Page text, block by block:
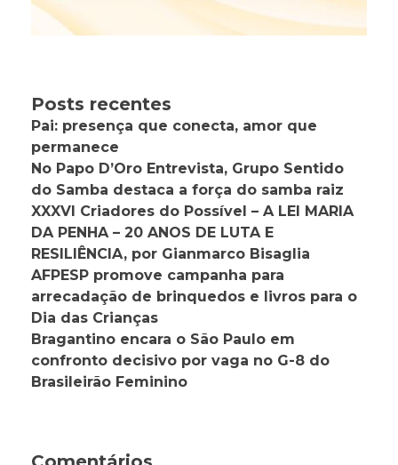
Posts recentes
Pai: presença que conecta, amor que
permanece
No Papo D’Oro Entrevista, Grupo Sentido
do Samba destaca a força do samba raiz
XXXVI Criadores do Possível – A LEI MARIA
DA PENHA – 20 ANOS DE LUTA E
RESILIÊNCIA, por Gianmarco Bisaglia
AFPESP promove campanha para
arrecadação de brinquedos e livros para o
Dia das Crianças
Bragantino encara o São Paulo em
confronto decisivo por vaga no G-8 do
Brasileirão Feminino